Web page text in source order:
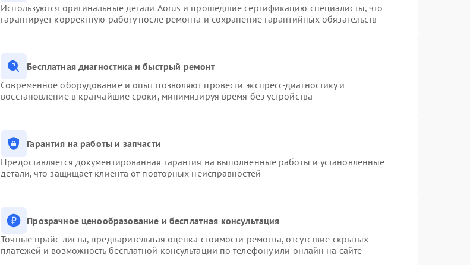
Используются оригинальные детали Aorus и прошедшие сертификацию специалисты, что
гарантирует корректную работу после ремонта и сохранение гарантийных обязательств
Бесплатная диагностика и быстрый ремонт
Современное оборудование и опыт позволяют провести экспресс-диагностику и
восстановление в кратчайшие сроки, минимизируя время без устройства
Гарантия на работы и запчасти
Предоставляется документированная гарантия на выполненные работы и установленные
детали, что защищает клиента от повторных неисправностей
Прозрачное ценообразование и бесплатная консультация
Точные прайс-листы, предварительная оценка стоимости ремонта, отсутствие скрытых
платежей и возможность бесплатной консультации по телефону или онлайн на сайте